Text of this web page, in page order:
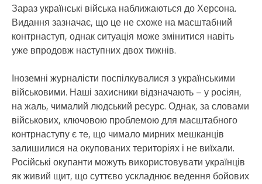
Зараз українські війська наближаються до Херсона.
Видання зазначає, що це не схоже на масштабний
контрнаступ, однак ситуація може змінитися навіть
уже впродовж наступних двох тижнів.
Іноземні журналісти поспілкувалися з українськими
військовими. Наші захисники відзначають – у росіян,
на жаль, чималий людський ресурс. Однак, за словами
військових, ключовою проблемою для масштабного
контрнаступу є те, що чимало мирних мешканців
залишилися на окупованих територіях і не виїхали.
Російські окупанти можуть використовувати українців
як живий щит, що суттєво ускладнює ведення бойових